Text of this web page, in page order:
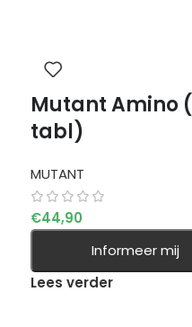
Mutant Amino
tabl)
MUTANT
€44,90
Informeer mij
Lees verder